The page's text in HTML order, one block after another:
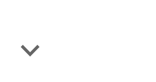
Apple Carplay/Android Auto